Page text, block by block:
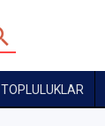
TOPLULUKLAR